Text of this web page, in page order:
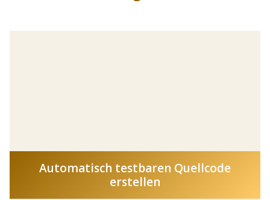
Automatisch testbaren Quellcode
erstellen